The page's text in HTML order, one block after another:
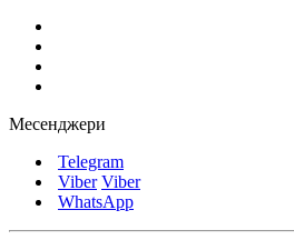
Месенджери
Telegram
Viber Viber
WhatsApp